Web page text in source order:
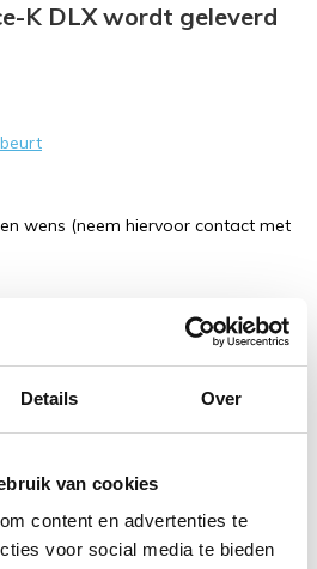
Details Over
van cookies
content en advertenties te
voor social media te bieden
K DLX wordt geleverd
wens (neem hiervoor contact met
je een vraag over dit product? Kom
waar onze gitaar experts je alles
frisje! Ook kun je contact met
([email protected]) of telefoon